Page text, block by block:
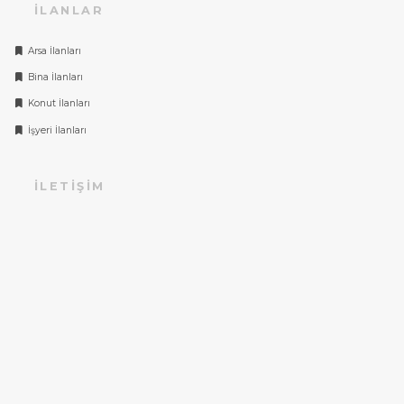
İLANLAR
Arsa İlanları
Bina İlanları
Konut İlanları
İşyeri İlanları
İLETIŞIM